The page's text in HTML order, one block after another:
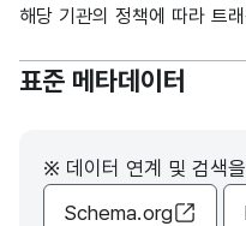
해당 기관의 정책에 따라 트
표준 메타데이터
※ 데이터 연계 및 검색
Schema.org